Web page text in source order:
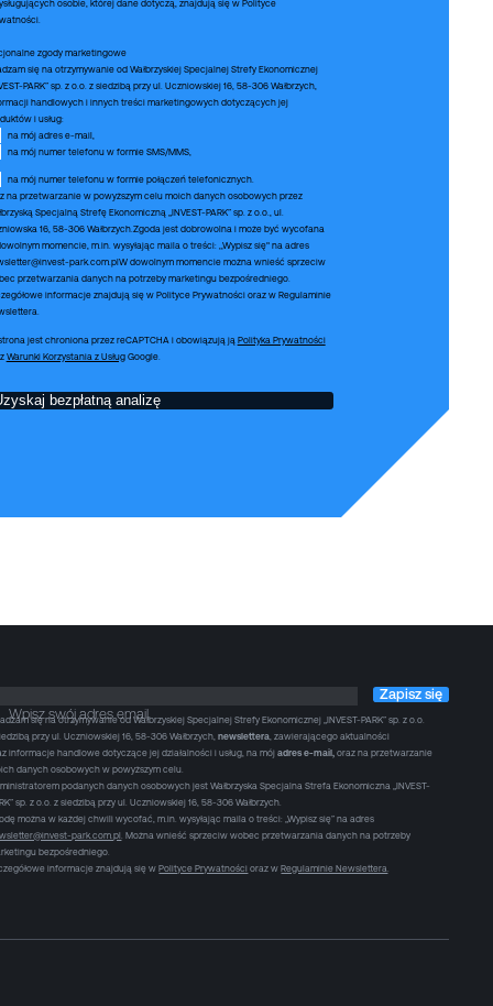
osobie, której dane dotyczą, znajdują się w Polityce
zgody marketingowe
się na otrzymywanie od Wałbrzyskiej Specjalnej Strefy Ekonomicznej
PARK” sp. z o.o. z siedzibą przy ul. Uczniowskiej 16, 58-306 Wałbrzych,
handlowych i innych treści marketingowych dotyczących jej
i usług:
na mój adres e-mail,
na mój numer telefonu w formie SMS/MMS,
na mój numer telefonu w formie połączeń telefonicznych.
na przetwarzanie w powyższym celu moich danych osobowych przez
Specjalną Strefę Ekonomiczną „INVEST-PARK” sp. z o.o., ul.
16, 58-306 Wałbrzych.Zgoda jest dobrowolna i może być wycofana
momencie, m.in. wysyłając maila o treści:,,Wypisz się"na adres
park.com.plW dowolnym momencie można wnieść sprzeciw
przetwarzania danych na potrzeby marketingu bezpośredniego.
informacje znajdują się wPolityce Prywatnościoraz w Regulaminie
.
jest chroniona przez reCAPTCHA i obowiązują ją Polityka Prywatności
Warunki Korzystania z UsługGoogle.
Wpisz swój adres email
Zapisz się
się na otrzymywanie od Wałbrzyskiej Specjalnej Strefy Ekonomicznej „INVEST-PARK” sp. z o.o.
przy ul. Uczniowskiej 16, 58-306 Wałbrzych,newslettera , zawierającego aktualności
informacje handlowe dotyczące jej działalności i usług, na mójadres e-mail,oraz na przetwarzanie
danych osobowych w powyższym celu.
podanych danych osobowych jest Wałbrzyska Specjalna Strefa Ekonomiczna „INVEST-
sp. z o.o. z siedzibą przy ul. Uczniowskiej 16, 58-306 Wałbrzych.
można w każdej chwili wycofać, m.in. wysyłając maila o treści: „Wypisz się” na adres
park.com.pl . Można wnieść sprzeciw wobec przetwarzania danych na potrzeby
bezpośredniego.
informacje znajdują się wPolityce Prywatności oraz wRegulaminie Newslettera